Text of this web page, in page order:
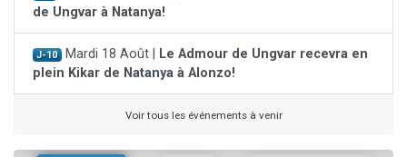
de Ungvar à Natanya!
J-10 Mardi 18 Août |
Le Admour de Ungvar recevra en
plein Kikar de Natanya à Alonzo!
Voir tous les événements à venir